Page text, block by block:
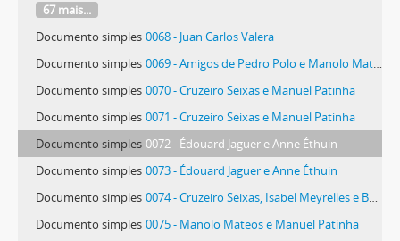
67 mais...
Documento simples 0068 - Juan Carlos Valera
Documento simples 0069 - Amigos de Pedro Polo e Manolo Mateos
Documento simples 0070 - Cruzeiro Seixas e Manuel Patinha
Documento simples 0071 - Cruzeiro Seixas e Manuel Patinha
Documento simples 0072 - Édouard Jaguer e Anne Éthuin
Documento simples 0073 - Édouard Jaguer e Anne Éthuin
Documento simples 0074 - Cruzeiro Seixas, Isabel Meyrelles e Benjamin Marques
Documento simples 0075 - Manolo Mateos e Manuel Patinha